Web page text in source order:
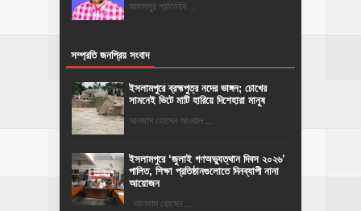
জামালপুর প্রতিনিধি ...
সম্প্রতি জনপ্রিয় সংবাদ
ইসলামপুরে ব্রহ্মপুত্র নদের ভাঙ্গন; চোখের
সামনেই ভিটে মাটি হারিয়ে দিশেহারা মানুষ
আলমাস হোসেন আওয়াল ...
‎ইসলামপুরে ‘জুলাই গণঅভ্যুত্থান দিবস ২০২৬’
পালিত, শিক্ষা প্রতিষ্ঠানগুলোতে দিনব্যাপী নানা
আয়োজন
‎​আলমাস হোসেন ...